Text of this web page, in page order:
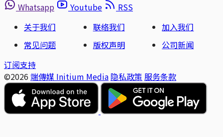
Whatsapp
Youtube
RSS
关于我们
联络我们
加入我们
常见问题
版权声明
公司新闻
订阅支持
©2026 端傳媒 Initium Media 隐私政策 服务条款